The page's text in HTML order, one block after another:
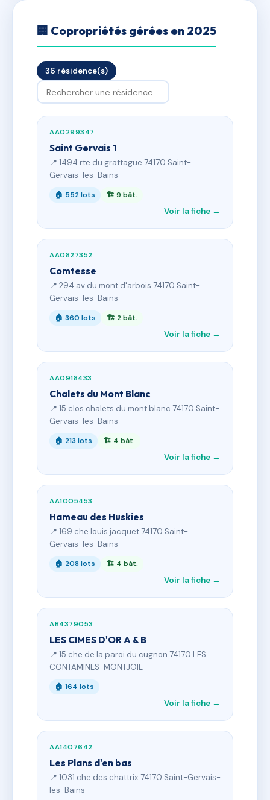
🏢 Copropriétés gérées en 2025
36 résidence(s)
AA0299347
Saint Gervais 1
📍 1494 rte du grattague 74170 Saint-
Gervais-les-Bains
🏠 552 lots 🏗 9 bât.
Voir la fiche →
AA0827352
Comtesse
📍 294 av du mont d'arbois 74170 Saint-
Gervais-les-Bains
🏠 360 lots 🏗 2 bât.
Voir la fiche →
AA0918433
Chalets du Mont Blanc
📍 15 clos chalets du mont blanc 74170 Saint-
Gervais-les-Bains
🏠 213 lots 🏗 4 bât.
Voir la fiche →
AA1005453
Hameau des Huskies
📍 169 che louis jacquet 74170 Saint-
Gervais-les-Bains
🏠 208 lots 🏗 4 bât.
Voir la fiche →
AB4379053
LES CIMES D'OR A & B
📍 15 che de la paroi du cugnon 74170 LES
CONTAMINES-MONTJOIE
🏠 164 lots
Voir la fiche →
AA1407642
Les Plans d'en bas
📍 1031 che des chattrix 74170 Saint-Gervais-
les-Bains